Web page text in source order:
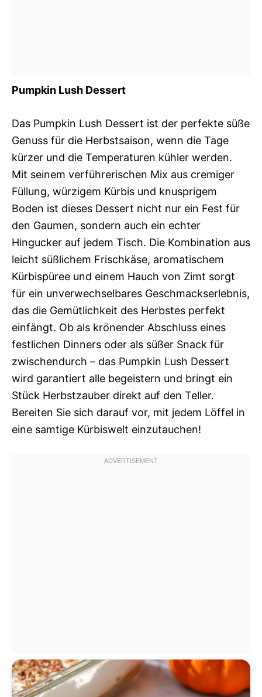
Pumpkin Lush Dessert
Das Pumpkin Lush Dessert ist der perfekte süße
Genuss für die Herbstsaison, wenn die Tage
kürzer und die Temperaturen kühler werden.
Mit seinem verführerischen Mix aus cremiger
Füllung, würzigem Kürbis und knusprigem
Boden ist dieses Dessert nicht nur ein Fest für
den Gaumen, sondern auch ein echter
Hingucker auf jedem Tisch. Die Kombination aus
leicht süßlichem Frischkäse, aromatischem
Kürbispüree und einem Hauch von Zimt sorgt
für ein unverwechselbares Geschmackserlebnis,
das die Gemütlichkeit des Herbstes perfekt
einfängt. Ob als krönender Abschluss eines
festlichen Dinners oder als süßer Snack für
zwischendurch – das Pumpkin Lush Dessert
wird garantiert alle begeistern und bringt ein
Stück Herbstzauber direkt auf den Teller.
Bereiten Sie sich darauf vor, mit jedem Löffel in
eine samtige Kürbiswelt einzutauchen!